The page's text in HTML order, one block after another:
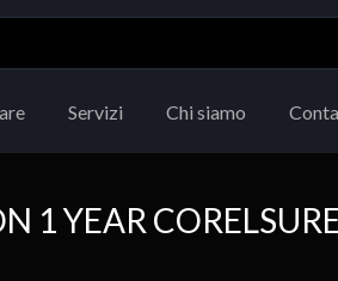
Servizi Chi siamo
1 YEAR